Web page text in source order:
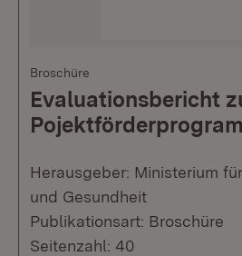
Broschüre
Evaluationsbericht
Herausgeber: Ministerium
und Gesundheit
Publikationsart: Broschüre
Seitenzahl: 40